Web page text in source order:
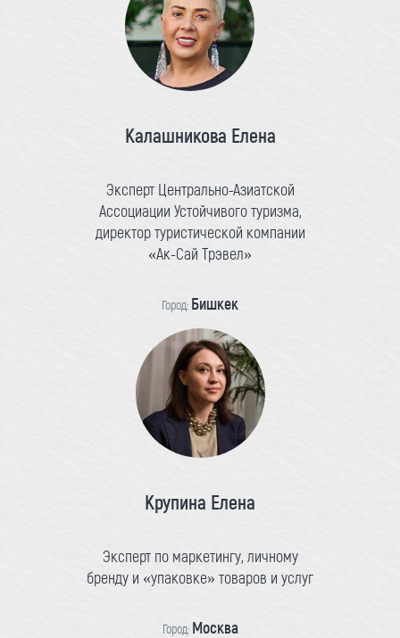
Калашникова Елена
Эксперт Центрально-Азиатской
Ассоциации Устойчивого туризма,
директор туристической компании
«Ак-Сай Трэвел»
Город: Бишкек
Крупина Елена
Эксперт по маркетингу, личному
бренду и «упаковке» товаров и услуг
Город: Москва